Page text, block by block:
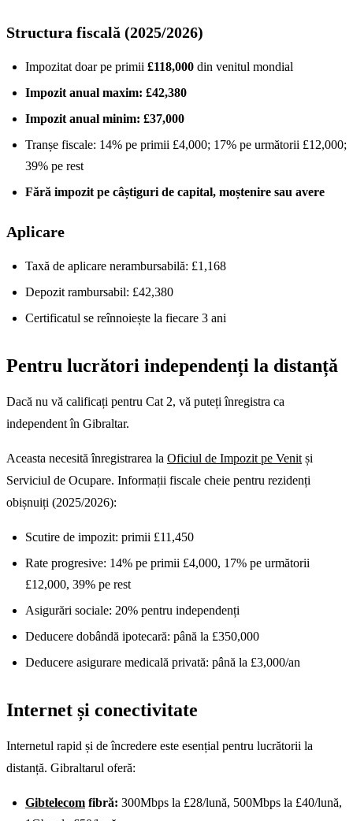
Structura fiscală (2025/2026)
Impozitat doar pe primii £118,000 din venitul mondial
Impozit anual maxim: £42,380
Impozit anual minim: £37,000
Tranșe fiscale: 14% pe primii £4,000; 17% pe următorii £12,000;
39% pe rest
Fără impozit pe câștiguri de capital, moștenire sau avere
Aplicare
Taxă de aplicare nerambursabilă: £1,168
Depozit rambursabil: £42,380
Certificatul se reînnoiește la fiecare 3 ani
Pentru lucrători independenți la distanță
Dacă nu vă calificați pentru Cat 2, vă puteți înregistra ca
independent în Gibraltar.
Aceasta necesită înregistrarea la Oficiul de Impozit pe Venit și
Serviciul de Ocupare. Informații fiscale cheie pentru rezidenți
obișnuiți (2025/2026):
Scutire de impozit: primii £11,450
Rate progresive: 14% pe primii £4,000, 17% pe următorii
£12,000, 39% pe rest
Asigurări sociale: 20% pentru independenți
Deducere dobândă ipotecară: până la £350,000
Deducere asigurare medicală privată: până la £3,000/an
Internet și conectivitate
Internetul rapid și de încredere este esențial pentru lucrătorii la
distanță. Gibraltarul oferă:
Gibtelecom fibră: 300Mbps la £28/lună, 500Mbps la £40/lună,